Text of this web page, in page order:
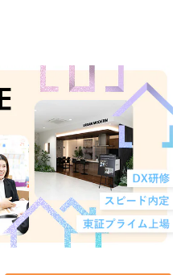
お役立ち記事・相談室など
就活チャンネル
動画で対策講座をチェック
よくある質問
不明点があればこちら